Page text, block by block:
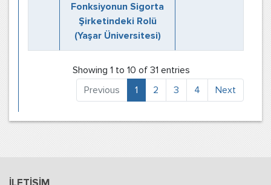
Fonksiyonun Sigorta
Şirketindeki Rolü
(Yaşar Üniversitesi)
Showing 1 to 10 of 31 entries
Previous
1 2 3 4 Next